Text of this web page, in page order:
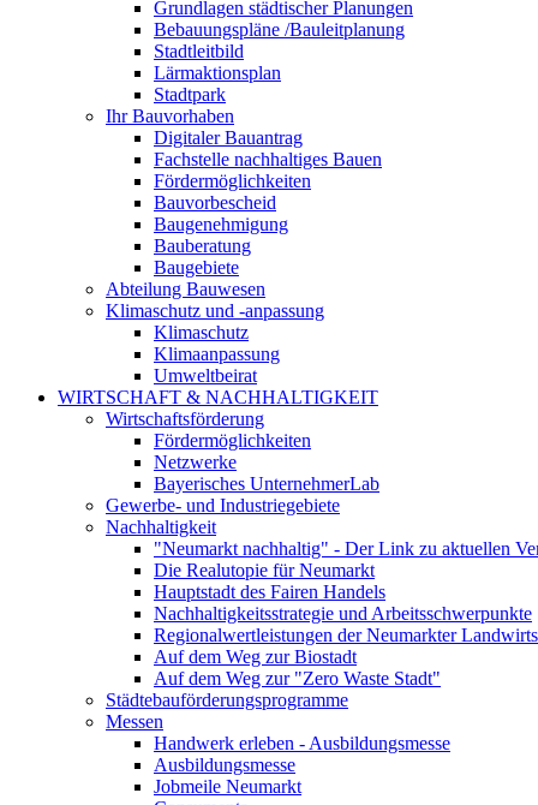
Grundlagen städtischer Planungen
Bebauungspläne /Bauleitplanung
Stadtleitbild
Lärmaktionsplan
Stadtpark
Ihr Bauvorhaben
Digitaler Bauantrag
Fachstelle nachhaltiges Bauen
Fördermöglichkeiten
Bauvorbescheid
Baugenehmigung
Bauberatung
Baugebiete
Abteilung Bauwesen
Klimaschutz und -anpassung
Klimaschutz
Klimaanpassung
Umweltbeirat
WIRTSCHAFT & NACHHALTIGKEIT
Wirtschaftsförderung
Fördermöglichkeiten
Netzwerke
Bayerisches UnternehmerLab
Gewerbe- und Industriegebiete
Nachhaltigkeit
"Neumarkt nachhaltig" - Der Link zu aktuellen
Die Realutopie für Neumarkt
Hauptstadt des Fairen Handels
Nachhaltigkeitsstrategie und Arbeitsschwerpunkte
Regionalwertleistungen der Neumarkter
Auf dem Weg zur Biostadt
Auf dem Weg zur "Zero Waste Stadt"
Städtebauförderungsprogramme
Messen
Handwerk erleben - Ausbildungsmesse
Ausbildungsmesse
Jobmeile Neumarkt